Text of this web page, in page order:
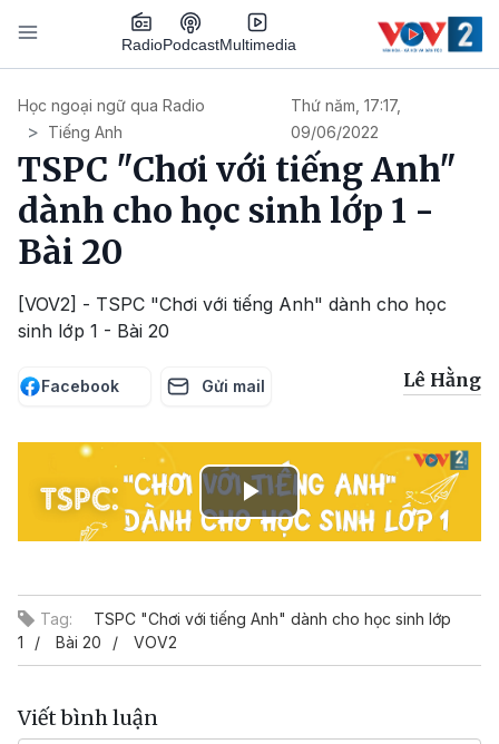
Nhảy đến nội dung
RadioPodcastMultimedia
Học ngoại ngữ qua Radio
Tiếng Anh
Thứ năm, 17:17,
09/06/2022
TSPC "Chơi với tiếng Anh"
dành cho học sinh lớp 1 -
Bài 20
[VOV2] - TSPC "Chơi với tiếng Anh" dành cho học
sinh lớp 1 - Bài 20
Facebook Gửi mail Lê Hằng
Play
Tag:
TSPC "Chơi với tiếng Anh" dành cho học sinh lớp
1
Bài 20 VOV2
Viết bình luận